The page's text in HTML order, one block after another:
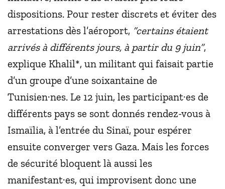
dispositions. Pour rester discrets et éviter des
arrestations dès l’aéroport, “certains étaient
arrivés à différents jours, à partir du 9 juin”,
explique Khalil*, un militant qui faisait partie
d’un groupe d’une soixantaine de
Tunisien·nes. Le 12 juin, les participant·es de
différents pays se sont donnés rendez-vous à
Ismaïlia, à l’entrée du Sinaï, pour espérer
ensuite converger vers Gaza. Mais les forces
de sécurité bloquent là aussi les
manifestant·es, qui improvisent donc une